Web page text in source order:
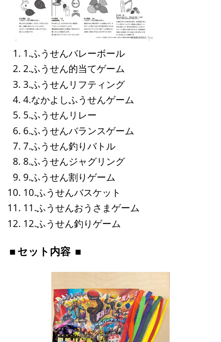
1.ふうせんバレーボール
2.ふうせん的当てゲーム
3.ふうせんリフティング
4.なかよしふうせんゲーム
5.ふうせんリレー
6.ふうせんバランスゲーム
7.ふうせん釣りバトル
8.ふうせんジャグリング
9.ふうせん割りゲーム
10.ふうせんバスケット
11.ふうせんおうさまゲーム
12.ふうせん釣りゲーム
セット内容